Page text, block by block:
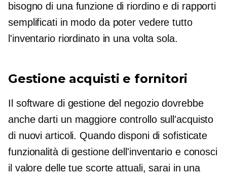
bisogno di una funzione di riordino e di rapporti
semplificati in modo da poter vedere tutto
l'inventario riordinato in una volta sola.
Gestione acquisti e fornitori
Il software di gestione del negozio dovrebbe
anche darti un maggiore controllo sull'acquisto
di nuovi articoli. Quando disponi di sofisticate
funzionalità di gestione dell'inventario e conosci
il valore delle tue scorte attuali, sarai in una